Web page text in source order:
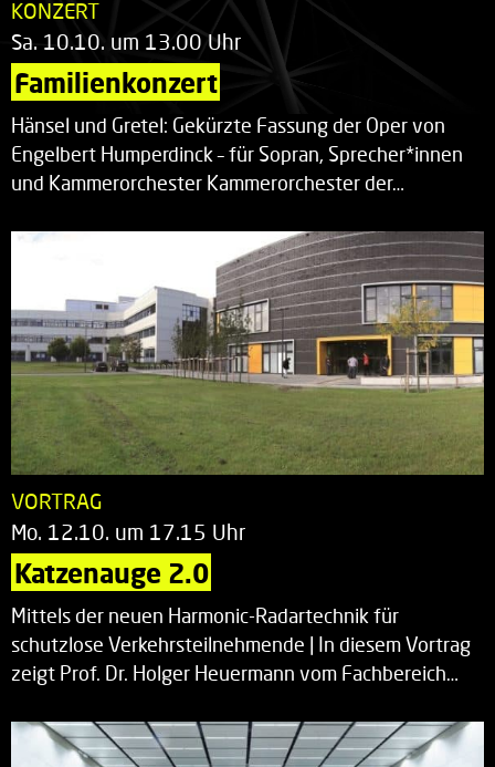
KONZERT
Sa. 10.10. um 13.00 Uhr
Familienkonzert
Hänsel und Gretel: Gekürzte Fassung der Oper von
Engelbert Humperdinck – für Sopran, Sprecher*innen
und Kammerorchester Kammerorchester der…
VORTRAG
Mo. 12.10. um 17.15 Uhr
Katzenauge 2.0
Mittels der neuen Harmonic-Radartechnik für
schutzlose Verkehrsteilnehmende | In diesem Vortrag
zeigt Prof. Dr. Holger Heuermann vom Fachbereich…